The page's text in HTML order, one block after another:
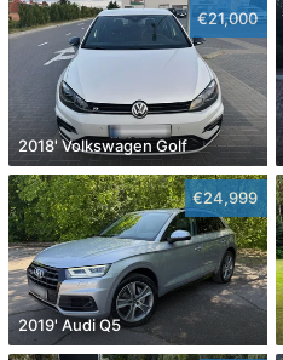
€21,000
2018' Volkswagen Golf
€24,999
2019' Audi Q5